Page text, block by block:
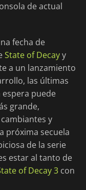
de actual
fecha de
State of Decayy
a un lanzamiento
las últimas
espera puede
grande,
y
próxima secuela
de la serie
estar al tanto de
of Decay 3 con